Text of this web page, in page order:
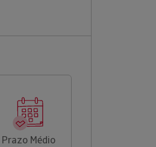
Prazo Médio